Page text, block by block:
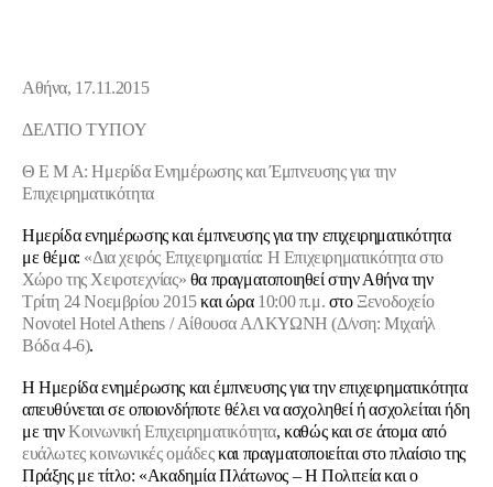
Αθήνα, 17.11.2015
ΔΕΛΤΙΟ ΤΥΠΟΥ
Θ Ε Μ Α: Ημερίδα Ενημέρωσης και Έμπνευσης για την
Επιχειρηματικότητα
Ημερίδα ενημέρωσης και έμπνευσης για την επιχειρηματικότητα
με θέμα: «Δια χειρός Επιχειρηματία: Η Επιχειρηματικότητα στο
Χώρο της Χειροτεχνίας» θα πραγματοποιηθεί στην Αθήνα την
Τρίτη 24 Νοεμβρίου 2015και ώρα 10:00 π.μ. στο Ξενοδοχείο
Novotel Hotel Athens / Αίθουσα ΑΛΚΥΩΝΗ (Δ/νση: Μιχαήλ
Βόδα 4-6).
Η Ημερίδα ενημέρωσης και έμπνευσης για την επιχειρηματικότητα
απευθύνεται σε οποιονδήποτε θέλει να ασχοληθεί ή ασχολείται ήδη
με τηνΚοινωνική Επιχειρηματικότητα, καθώς και σε άτομα από
ευάλωτες κοινωνικές ομάδεςκαι πραγματοποιείται στο πλαίσιο της
Πράξης με τίτλο: «Ακαδημία Πλάτωνος – Η Πολιτεία και ο